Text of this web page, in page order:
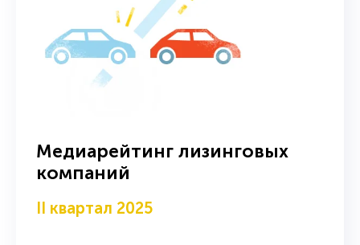
Медиарейтинг лизинговых
компаний
II квартал 2025